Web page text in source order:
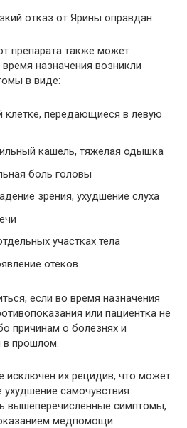
отказ от Ярины оправдан.
препарата также может
назначения возникли
в виде:
клетке, передающиеся в левую
кашель, тяжелая одышка
боль головы
зрения, ухудшение слуха
участках тела
отеков.
если во время назначения
или пациентка не
причинам о болезнях и
в прошлом.
исключен их рецидив, что может
самочувствия.
вышеперечисленные симптомы,
медпомощи.